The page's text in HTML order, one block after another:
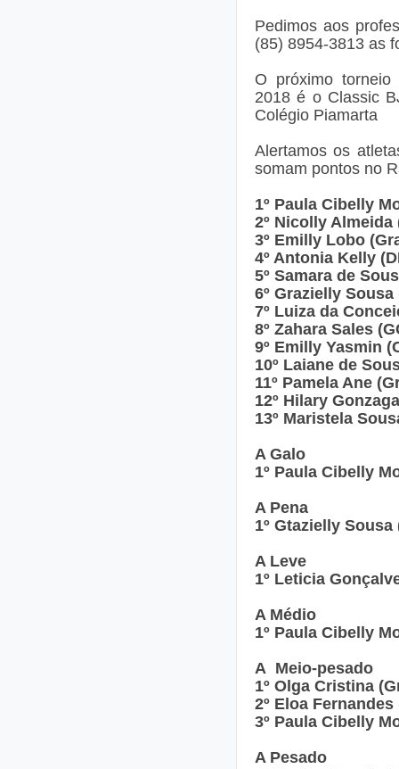
Pedimos aos
(85) 8954-3813 as
O próximo
2018 é o Classic
Colégio Piamarta
Alertamos os
somam pontos no
1º Paula Cibelly
2º Nicolly Almeida
3º Emilly Lobo
4º Antonia Kelly
5º Samara de
6º Grazielly
7º Luiza da
8º Zahara Sales
9º Emilly Yasmin
10º Laiane de
11º Pamela Ane
12º Hilary
13º Maristela
A Galo
1º Paula Cibelly
A Pena
1º Gtazielly Sousa
A Leve
1º Leticia
A Médio
1º Paula Cibelly
A Meio-pesado
1º Olga Cristina
2º Eloa
3º Paula Cibelly
A Pesado